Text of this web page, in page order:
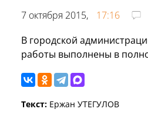
7 октября 2015,
17:16
В городской
работы выполнены в
Текст: Ержан УТЕГУЛОВ